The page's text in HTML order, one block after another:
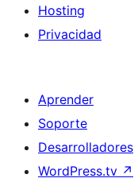
Hosting
Privacidad
Aprender
Soporte
Desarrolladores
WordPress.tv ↗